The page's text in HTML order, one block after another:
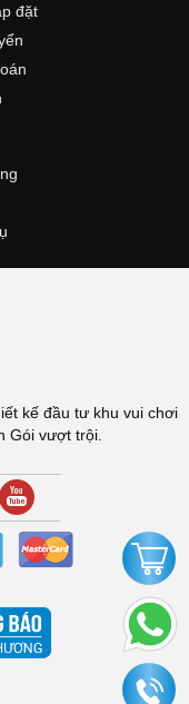
đặt
kế đầu tư khu vui chơi
Gói vượt trội.